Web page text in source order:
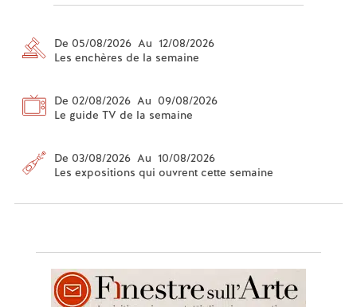
De 05/08/2026 Au 12/08/2026
Les enchères de la semaine
De 02/08/2026 Au 09/08/2026
Le guide TV de la semaine
De 03/08/2026 Au 10/08/2026
Les expositions qui ouvrent cette semaine